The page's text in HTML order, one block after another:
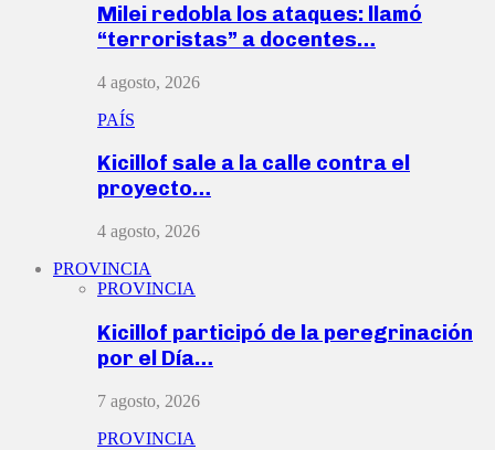
Milei redobla los ataques: llamó
“terroristas” a docentes…
4 agosto, 2026
PAÍS
Kicillof sale a la calle contra el
proyecto…
4 agosto, 2026
PROVINCIA
PROVINCIA
Kicillof participó de la peregrinación
por el Día…
7 agosto, 2026
PROVINCIA